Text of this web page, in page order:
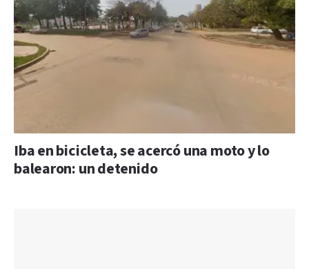
Iba en bicicleta, se acercó una moto y lo
balearon: un detenido